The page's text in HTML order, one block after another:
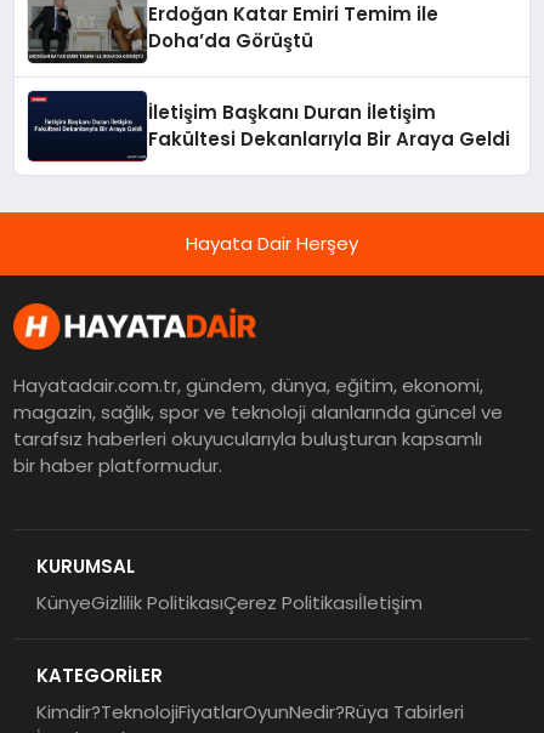
Erdoğan Katar Emiri Temim ile
Doha’da Görüştü
İletişim Başkanı Duran İletişim
Fakültesi Dekanlarıyla Bir Araya Geldi
Hayata Dair Herşey
Hayatadair.com.tr, gündem, dünya, eğitim, ekonomi,
magazin, sağlık, spor ve teknoloji alanlarında güncel ve
tarafsız haberleri okuyucularıyla buluşturan kapsamlı
bir haber platformudur.
KURUMSAL
KünyeGizlilik PolitikasıÇerez Politikasıİletişim
KATEGORİLER
Kimdir?TeknolojiFiyatlarOyunNedir?Rüya Tabirleri